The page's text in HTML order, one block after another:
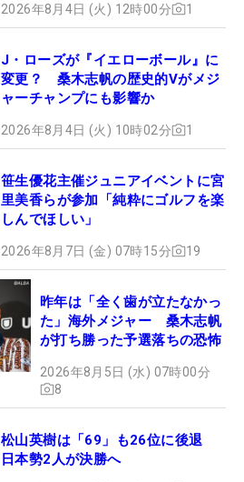
2026年8月4日 (火) 12時00分 1
J・ローズが『イエローボール』に
変更？ 桑木志帆の歴史的Vがメジ
ャーチャンプにも影響か
2026年8月4日 (火) 10時02分 1
笹生優花主催ジュニアイベントに宮
里美香らが参加「純粋にゴルフを楽
しんでほしい」
2026年8月7日 (金) 07時15分 19
昨年は「全く歯が立たなかっ
た」海外メジャー 桑木志帆
が打ち勝った予選落ちの恐怖
2026年8月5日 (水) 07時00分
8
松山英樹は「69」も26位に後退
日本勢2人が決勝へ